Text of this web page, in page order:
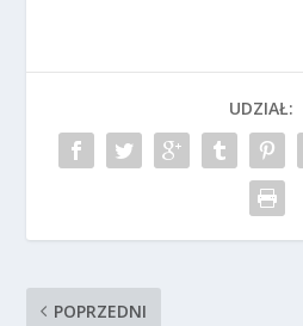
UDZIAŁ:
POPRZEDNI